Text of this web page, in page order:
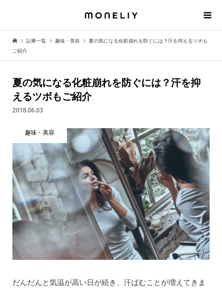
記事一覧 趣味・美容
夏の気になる化粧崩れを防ぐには？汗を抑えるツボも
ご紹介
夏の気になる化粧崩れを防ぐには？汗を抑
えるツボもご紹介
2018.06.03
趣味・美容
だんだんと気温が高い日が続き、汗ばむことが増えてきま